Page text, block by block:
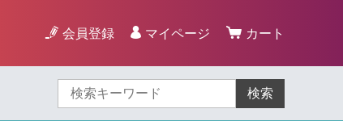
会員登録 マイページ カート
検索